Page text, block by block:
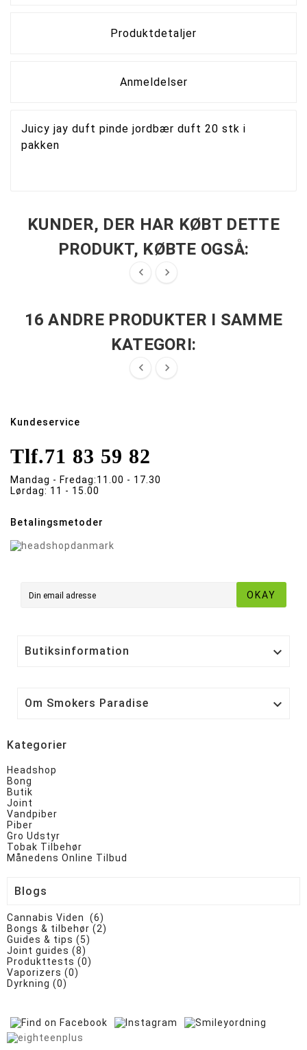
Produktdetaljer
Anmeldelser
Juicy jay duft pinde jordbær duft 20 stk i
pakken
KUNDER, DER HAR KØBT DETTE
PRODUKT, KØBTE OGSÅ:
 
16 ANDRE PRODUKTER I SAMME
KATEGORI:
 
Kundeservice
Tlf.71 83 59 82
Mandag - Fredag:11.00 - 17.30
Lørdag: 11 - 15.00
Betalingsmetoder
OKAY
Butiksinformation 
Om Smokers Paradise 
Kategorier
Headshop
Bong
Butik
Joint
Vandpiber
Piber
Gro Udstyr
Tobak Tilbehør
Månedens Online Tilbud
Blogs
Cannabis Viden (6)
Bongs & tilbehør (2)
Guides & tips (5)
Joint guides (8)
Produkttests (0)
Vaporizers (0)
Dyrkning (0)